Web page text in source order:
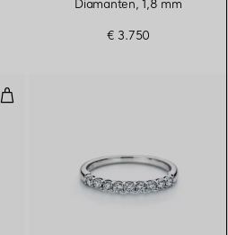
Diamanten, 1,8 mm
€ 3.750
Diamonds by the Yard®